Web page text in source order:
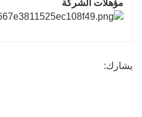
مؤهلات الشركة
يشارك: